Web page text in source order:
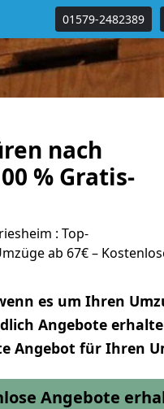
01579-2482389
nach
% Gratis-
: Top-
ab 67€ –
es um Ihren
Angebote
Angebot für Ihren
Angebote